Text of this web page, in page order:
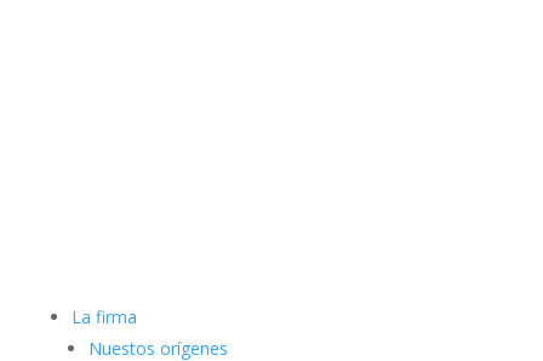
La firma
Nuestos orígenes